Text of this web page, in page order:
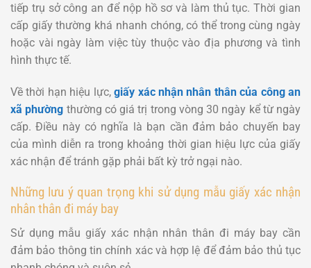
tiếp trụ sở công an để nộp hồ sơ và làm thủ tục. Thời gian
cấp giấy thường khá nhanh chóng, có thể trong cùng ngày
hoặc vài ngày làm việc tùy thuộc vào địa phương và tình
hình thực tế.
Về thời hạn hiệu lực,giấy xác nhận nhân thân của công an
xã phường thường có giá trị trong vòng 30 ngày kể từ ngày
cấp. Điều này có nghĩa là bạn cần đảm bảo chuyến bay
của mình diễn ra trong khoảng thời gian hiệu lực của giấy
xác nhận để tránh gặp phải bất kỳ trở ngại nào.
Những lưu ý quan trọng khi sử dụng mẫu giấy xác nhận
nhân thân đi máy bay
Sử dụng mẫu giấy xác nhận nhân thân đi máy bay cần
đảm bảo thông tin chính xác và hợp lệ để đảm bảo thủ tục